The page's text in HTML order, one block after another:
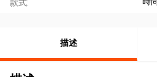
款式:
描述